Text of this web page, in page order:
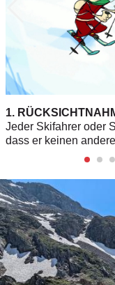
1.
Jeder Skifahrer oder
dass er keinen